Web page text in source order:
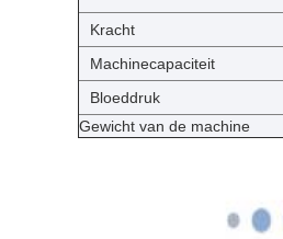
Kracht
Machinecapaciteit
Bloeddruk
Gewicht van de machine